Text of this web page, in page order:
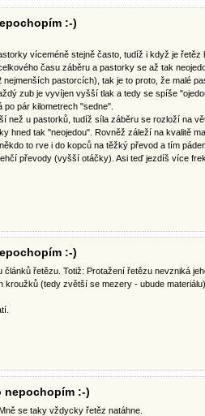
:-)
víceméně stejně často, tudíž i když je řetěz
času záběru a pastorky se až tak
pastorcích), tak je to proto, že malé
zub je vyvíjen vyšší tlak a tedy se spíše
pár kilometrech "sedne".
než u pastorků, tudíž síla záběru se rozloží na
hned tak "neojedou". Rovněž záleží na kvalitě
to rve i do kopců na těžký převod a tím
převody (vyšší otáčky). Asi teď jezdíš více
:-)
článků řetězu. Totiž: Protažení řetězu nevzniká
kroužků (tedy zvětší se mezery - ubude
nepochopím :-)
se taky vždycky řetěz natáhne.